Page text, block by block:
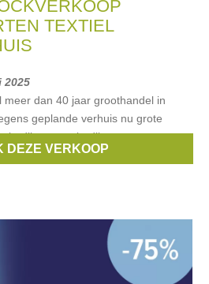
TEXTIEL
2025
meer dan 40 jaar groothandel in
geplande verhuis nu grote
badlinnen en bedlinnen over
sierkussens
DEZE VERKOOP